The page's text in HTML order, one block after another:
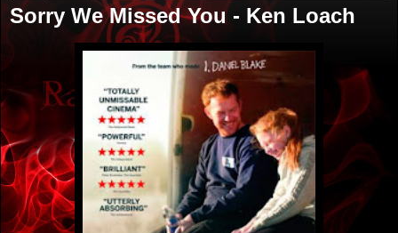
Sorry We Missed You - Ken Loach